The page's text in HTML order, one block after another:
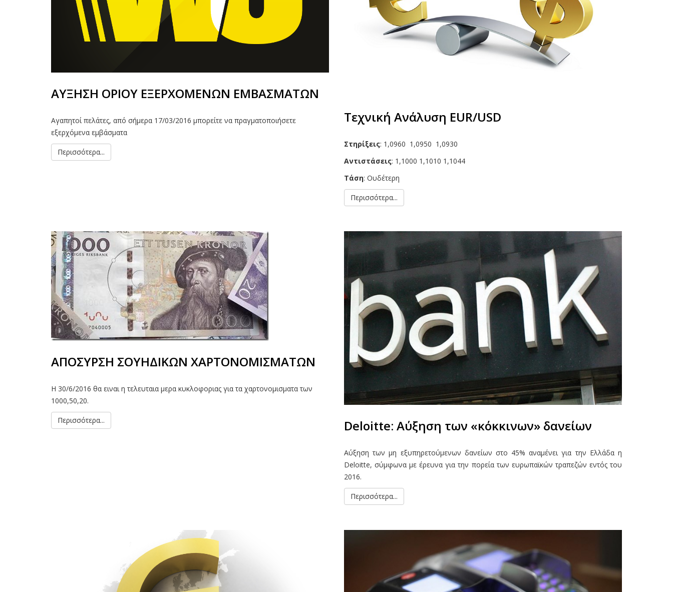
ΑΥΞΗΣΗ ΟΡΙΟΥ ΕΞΕΡΧΟΜΕΝΩΝ ΕΜΒΑΣΜΑΤΩΝ
Αγαπητοί πελάτες, από σήμερα 17/03/2016 μπορείτε να πραγματοποιήσετε
εξερχόμενα εμβάσματα
Περισσότερα...
Τεχνική Ανάλυση EUR/USD
Στηρίξεις: 1,0960 1,0950 1,0930
Αντιστάσεις: 1,1000 1,1010 1,1044
Τάση: Ουδέτερη
Περισσότερα...
ΑΠΟΣΥΡΣΗ ΣΟΥΗΔΙΚΩΝ ΧΑΡΤΟΝΟΜΙΣΜΑΤΩΝ
Η 30/6/2016 θα ειναι η τελευταια μερα κυκλοφοριας για τα χαρτονομισματα των
1000,50,20.
Περισσότερα... Deloitte: Αύξηση των «κόκκινων» δανείων
Αύξηση των μη εξυπηρετούμενων δανείων στο 45% αναμένει για την Ελλάδα η
Deloitte, σύμφωνα με έρευνα για την πορεία των ευρωπαϊκών τραπεζών εντός του
2016.
Περισσότερα...